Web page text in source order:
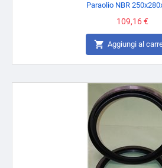
Paraolio NBR
Prezzo
109,16 €
 Aggiungi al